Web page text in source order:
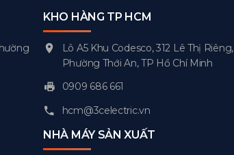
KHO HÀNG TP HCM
Lô A5 Khu Codesco, 312 Lê Thị Riêng,
Phường Thới An, TP Hồ Chí Minh
0909 686 661
hcm@3celectric.vn
NHÀ MÁY SẢN XUẤT